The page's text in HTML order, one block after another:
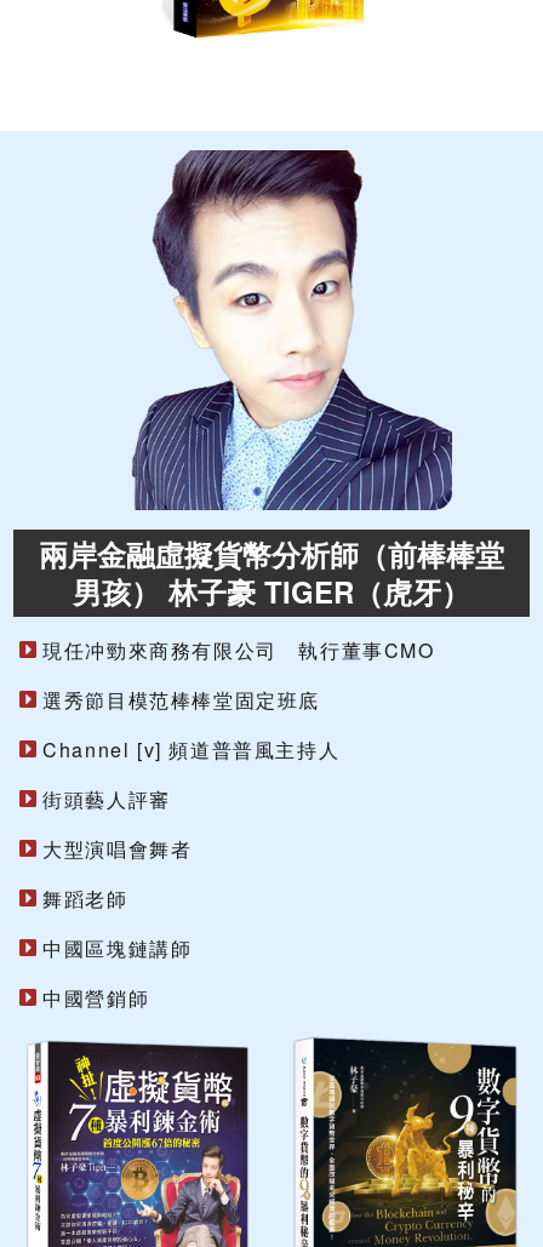
兩岸金融虛擬貨幣分析師（前棒棒堂
男孩） 林子豪 TIGER（虎牙）
現任冲勁來商務有限公司 執行董事CMO
選秀節目模范棒棒堂固定班底
Channel [v] 頻道普普風主持人
街頭藝人評審
大型演唱會舞者
舞蹈老師
中國區塊鏈講師
中國營銷師